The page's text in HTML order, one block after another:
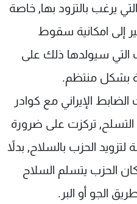
يرغب بالتزود بها, خاصة
إلى امكانية سقوط
التي سيولدها ذلك على
بشكل منتظم.
الإيراني مع كوادر
التسلح, تركزت على ضرورة
الحزب بالسلاح, بدلاً
الحزب يتسلم السلاح
الجو أو البر.